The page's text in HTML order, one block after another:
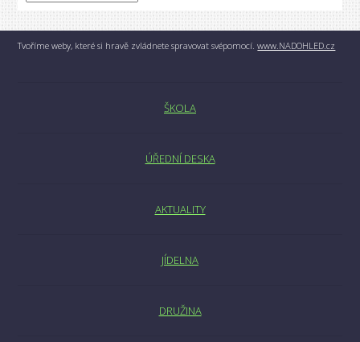
Tvoříme weby, které si hravě zvládnete spravovat svépomocí.www.NADOHLED.cz
ŠKOLA
ÚŘEDNÍ DESKA
AKTUALITY
JÍDELNA
DRUŽINA